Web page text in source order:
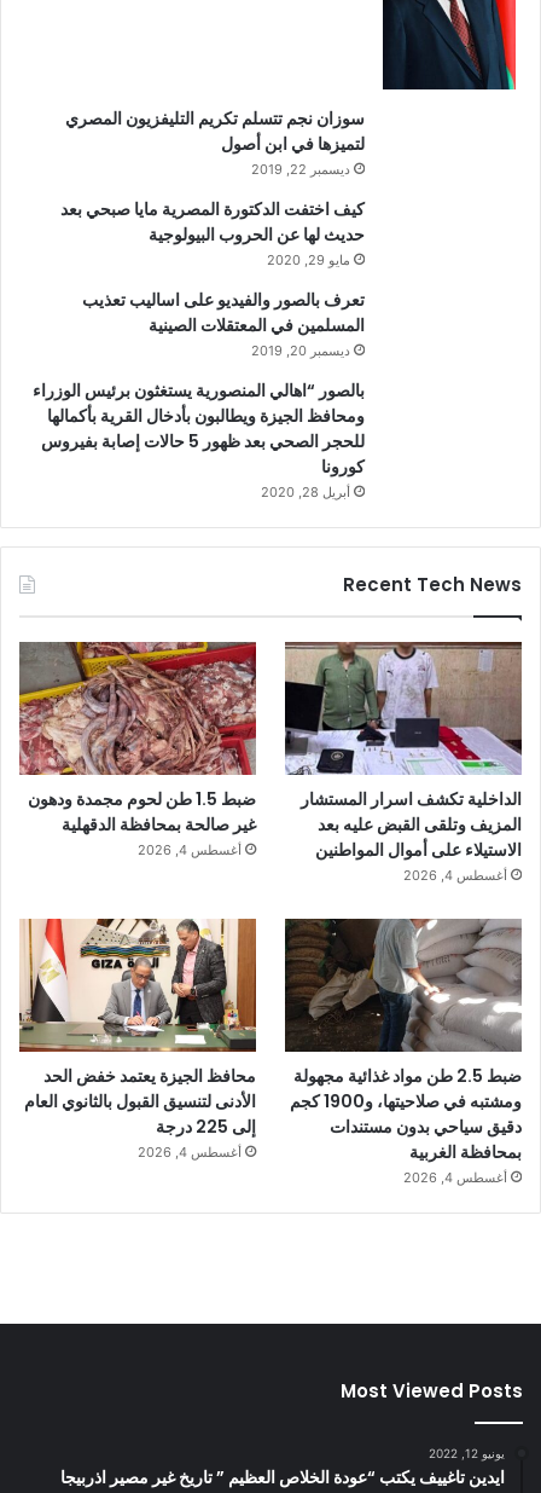
سوزان نجم تتسلم تكريم التليفزيون المصري
لتميزها في ابن أصول
ديسمبر 22, 2019
كيف اختفت الدكتورة المصرية مايا صبحي بعد
حديث لها عن الحروب البيولوجية
مايو 29, 2020
تعرف بالصور والفيديو على اساليب تعذيب
المسلمين في المعتقلات الصينية
ديسمبر 20, 2019
بالصور “اهالي المنصورية يستغثون برئيس الوزراء
ومحافظ الجيزة ويطالبون بأدخال القرية بأكمالها
للحجر الصحي بعد ظهور 5 حالات إصابة بفيروس
كورونا
أبريل 28, 2020
Recent Tech News
الداخلية تكشف اسرار المستشار
المزيف وتلقى القبض عليه بعد
الاستيلاء على أموال المواطنين
أغسطس 4, 2026
ضبط 1.5 طن لحوم مجمدة ودهون
غير صالحة بمحافظة الدقهلية
أغسطس 4, 2026
ضبط 2.5 طن مواد غذائية مجهولة
ومشتبه في صلاحيتها، و1900 كجم
دقيق سياحي بدون مستندات
بمحافظة الغربية
أغسطس 4, 2026
محافظ الجيزة يعتمد خفض الحد
الأدنى لتنسيق القبول بالثانوي العام
إلى 225 درجة
أغسطس 4, 2026
Most Viewed Posts
يونيو 12, 2022
ايدين تاغييف يكتب “عودة الخلاص العظيم ” تاريخ غير مصير اذربيجا